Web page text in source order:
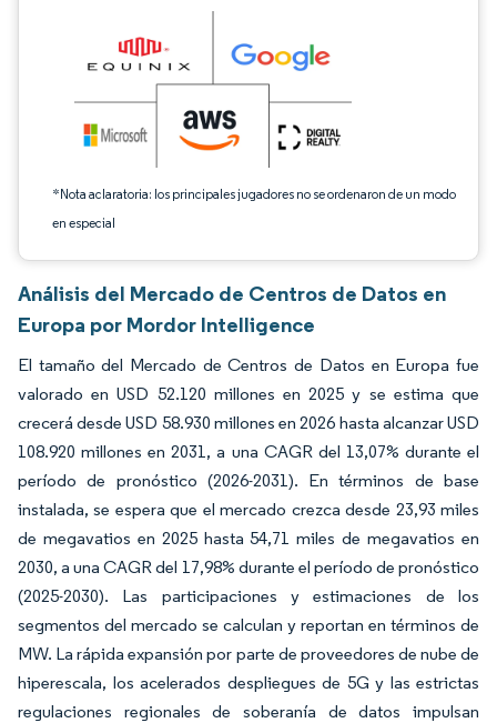
*Nota aclaratoria: los principales jugadores no se ordenaron de un modo
en especial
Análisis del Mercado de Centros de Datos en
Europa por Mordor Intelligence
El tamaño del Mercado de Centros de Datos en Europa fue
valorado en USD 52.120 millones en 2025 y se estima que
crecerá desde USD 58.930 millones en 2026 hasta alcanzar USD
108.920 millones en 2031, a una CAGR del 13,07% durante el
período de pronóstico (2026-2031). En términos de base
instalada, se espera que el mercado crezca desde 23,93 miles
de megavatios en 2025 hasta 54,71 miles de megavatios en
2030, a una CAGR del 17,98% durante el período de pronóstico
(2025-2030). Las participaciones y estimaciones de los
segmentos del mercado se calculan y reportan en términos de
MW. La rápida expansión por parte de proveedores de nube de
hiperescala, los acelerados despliegues de 5G y las estrictas
regulaciones regionales de soberanía de datos impulsan